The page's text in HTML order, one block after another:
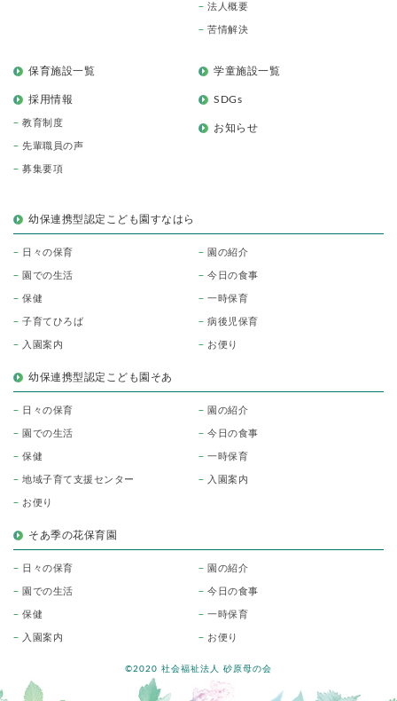
法人概要
苦情解決
保育施設一覧 学童施設一覧
採用情報
教育制度
先輩職員の声
募集要項
SDGs
お知らせ
幼保連携型認定こども園すなはら
日々の保育 園の紹介
園での生活 今日の食事
保健 一時保育
子育てひろば 病後児保育
入園案内 お便り
幼保連携型認定こども園そあ
日々の保育 園の紹介
園での生活 今日の食事
保健 一時保育
地域子育て支援センター 入園案内
お便り
そあ季の花保育園
日々の保育 園の紹介
園での生活 今日の食事
保健 一時保育
入園案内 お便り
©2020 社会福祉法人 砂原母の会